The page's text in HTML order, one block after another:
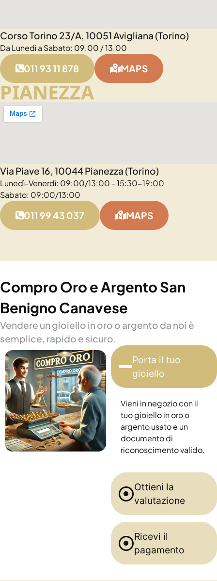
Corso Torino 23/A, 10051 Avigliana (Torino)
Da Lunedì a Sabato: 09.00 / 13.00
011 93 11 878 MAPS
PIANEZZA
Via Piave 16, 10044 Pianezza (Torino)
Lunedì-Venerdì: 09:00/13:00 - 15:30-19:00
Sabato: 09:00/13:00
011 99 43 037 MAPS
Compro Oro e Argento San
Benigno Canavese
Vendere un gioiello in oro o argento da noi è
semplice, rapido e sicuro.
Porta il tuo
gioiello
Vieni in negozio con il
tuo gioiello in oro o
argento usato e un
documento di
riconoscimento valido.
Ottieni la
valutazione
Ricevi il
pagamento